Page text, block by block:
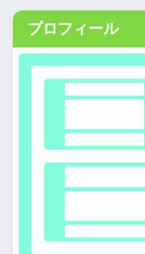
プロフィール